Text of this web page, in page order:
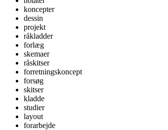
koncepter
dessin
projekt
råkladder
forlæg
skemaer
råskitser
forretningskoncept
forsøg
skitser
kladde
studier
layout
forarbejde